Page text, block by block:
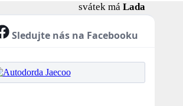
svátek má Lada
Sledujte nás na Facebooku